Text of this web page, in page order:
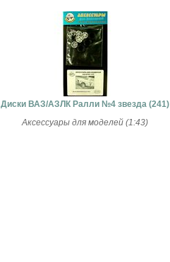
Диски ВАЗ/АЗЛК Ралли №4 звезда (241)
Аксессуары для моделей (1:43)